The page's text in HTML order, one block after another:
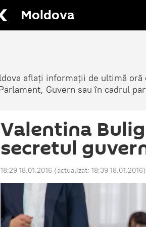
Moldova
aflați informații de ultimă
Guvern sau în cadrul
Valentina
secretul
18:29 18.01.2016 (actualizat: 18:39 18.01.2016)